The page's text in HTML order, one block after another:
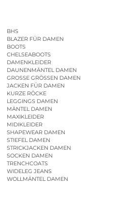
BHS
BLAZER FÜR DAMEN
BOOTS
CHELSEABOOTS
DAMENKLEIDER
DAUNENMÄNTEL DAMEN
GROSSE GRÖSSEN DAMEN
JACKEN FÜR DAMEN
KURZE RÖCKE
LEGGINGS DAMEN
MÄNTEL DAMEN
MAXIKLEIDER
MIDIKLEIDER
SHAPEWEAR DAMEN
STIEFEL DAMEN
STRICKJACKEN DAMEN
SOCKEN DAMEN
TRENCHCOATS
WIDELEG JEANS
WOLLMÄNTEL DAMEN